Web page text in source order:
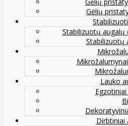
Gėlių
Stabilizuotų augalų
Stabilizuotų
Lauko
Dirbtiniai